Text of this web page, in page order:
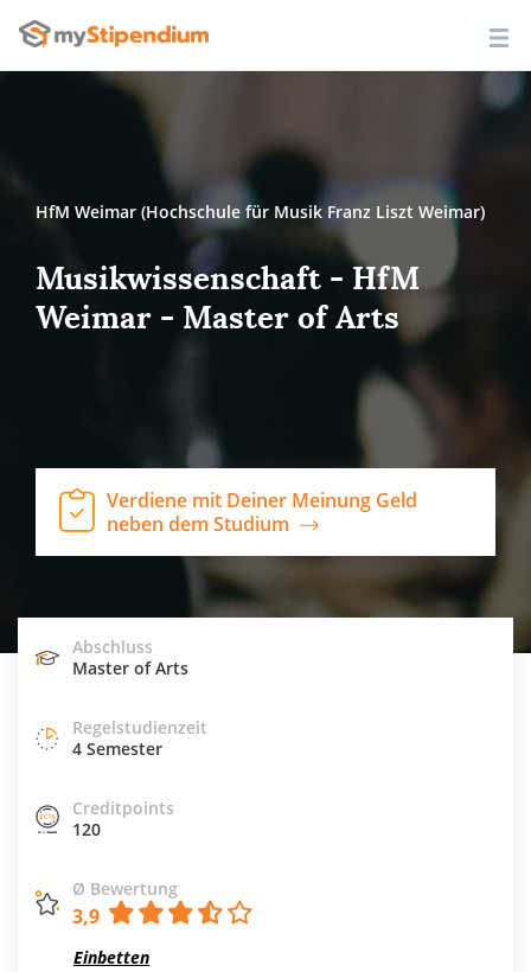
HfM Weimar (Hochschule für Musik Franz Liszt Weimar)
Musikwissenschaft - HfM
Weimar - Master of Arts
Verdiene mit Deiner Meinung Geld
neben dem Studium
Abschluss
Master of Arts
Regelstudienzeit
4 Semester
Creditpoints
120
Ø Bewertung
3,9
Einbetten